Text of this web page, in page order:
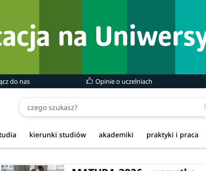
do nas Opinie o uczelniach
kierunki studiów akademiki praktyki i praca